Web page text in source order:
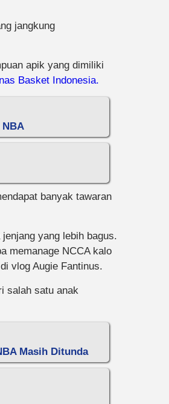
jangkung
apik yang dimiliki
Basket Indonesia.
NBA
banyak tawaran
yang lebih bagus.
memanage NCCA kalo
vlog Augie Fantinus.
salah satu anak
Masih Ditunda